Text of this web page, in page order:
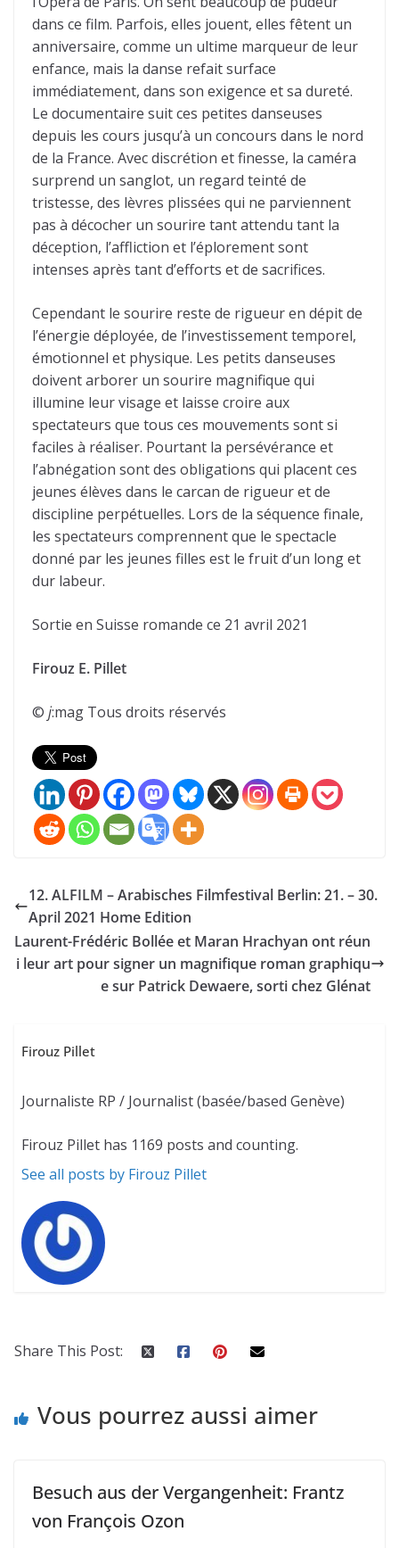
dans ce film. Parfois, elles jouent, elles fêtent un
anniversaire, comme un ultime marqueur de leur
enfance, mais la danse refait surface
immédiatement, dans son exigence et sa dureté.
Le documentaire suit ces petites danseuses
depuis les cours jusqu’à un concours dans le nord
de la France. Avec discrétion et finesse, la caméra
surprend un sanglot, un regard teinté de
tristesse, des lèvres plissées qui ne parviennent
pas à décocher un sourire tant attendu tant la
déception, l’affliction et l’éplorement sont
intenses après tant d’efforts et de sacrifices.
Cependant le sourire reste de rigueur en dépit de
l’énergie déployée, de l’investissement temporel,
émotionnel et physique. Les petits danseuses
doivent arborer un sourire magnifique qui
illumine leur visage et laisse croire aux
spectateurs que tous ces mouvements sont si
faciles à réaliser. Pourtant la persévérance et
l’abnégation sont des obligations qui placent ces
jeunes élèves dans le carcan de rigueur et de
discipline perpétuelles. Lors de la séquence finale,
les spectateurs comprennent que le spectacle
donné par les jeunes filles est le fruit d’un long et
dur labeur.
Sortie en Suisse romande ce 21 avril 2021
Firouz E. Pillet
© j:mag Tous droits réservés
12. ALFILM – Arabisches Filmfestival Berlin: 21. – 30.
April 2021 Home Edition
Laurent-Frédéric Bollée et Maran Hrachyan ont réun
i leur art pour signer un magnifique roman graphiqu
e sur Patrick Dewaere, sorti chez Glénat
Firouz Pillet
Journaliste RP / Journalist (basée/based Genève)
Firouz Pillet has 1169 posts and counting.
See all posts by Firouz Pillet
Share This Post:
Vous pourrez aussi aimer
Besuch aus der Vergangenheit: Frantz
von François Ozon